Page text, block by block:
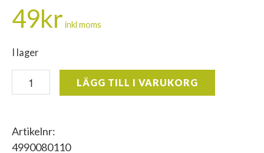
49kr inkl moms
I lager
FOTO
FIX
PP
500
LÄGG TILL I VARUKORG
Artikelnr:
4990080110